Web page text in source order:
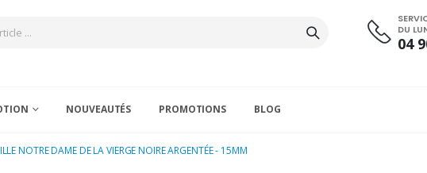
DU
04
NOUVEAUTÉS PROMOTIONS BLOG
NOTRE DAME DE LA VIERGE NOIRE ARGENTÉE - 15MM